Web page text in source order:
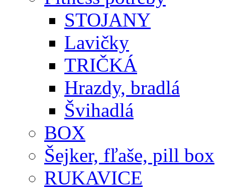
STOJANY
Lavičky
TRIČKÁ
Hrazdy, bradlá
Švihadlá
BOX
Šejker, fľaše, pill box
RUKAVICE